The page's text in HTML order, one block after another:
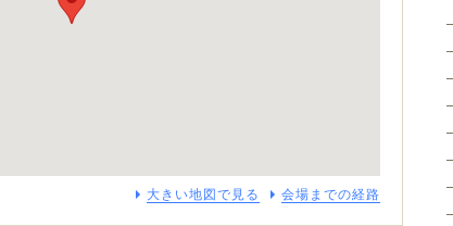
大きい地図で見る 会場までの経路